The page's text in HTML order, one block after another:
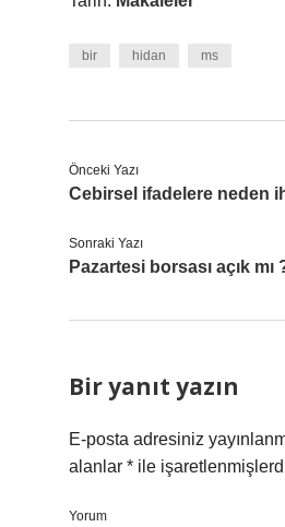
bir hidan ms
Önceki Yazı
Cebirsel ifadelere neden
Sonraki Yazı
Pazartesi borsası açık mı
Bir yanıt yazın
E-posta adresiniz
alanlar * ile
Yorum